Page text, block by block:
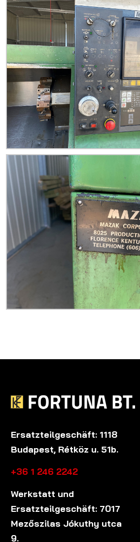
Ersatzteilgeschäft: 1118
Budapest, Rétköz u. 51b.
+36 1 246 2242
Werkstatt und
Ersatzteilgeschäft: 7017
Mezőszilas Jókuthy utca
9.